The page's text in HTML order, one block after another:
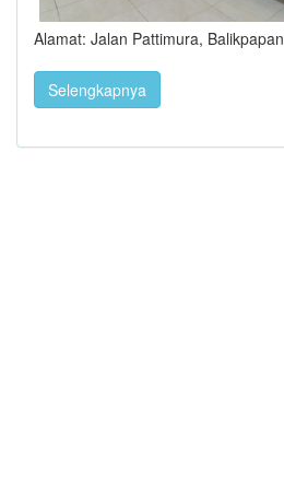
Alamat: Jalan Pattimura, Balikpapan
Selengkapnya